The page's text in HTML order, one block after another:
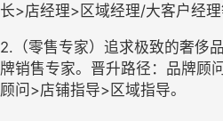
长>店经理>区域经理/大客户经理
2.（零售专家）追求极致的奢侈
牌销售专家。 晋升路径：品牌顾
顾问>店铺指导>区域指导。